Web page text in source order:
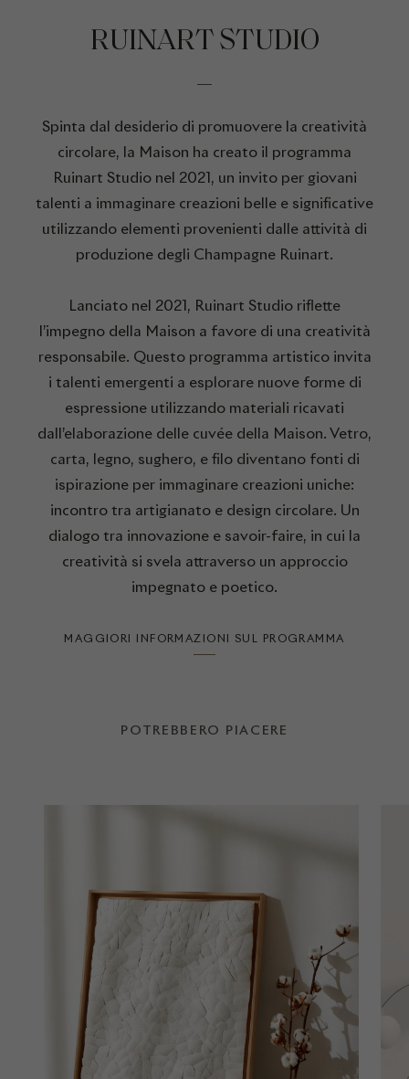
RUINART STUDIO
Spinta dal desiderio di promuovere la creatività
circolare, la Maison ha creato il programma
Ruinart Studio nel 2021, un invito per giovani
talenti a immaginare creazioni belle e significative
utilizzando elementi provenienti dalle attività di
produzione degli Champagne Ruinart.
Lanciato nel 2021, Ruinart Studio riflette
l’impegno della Maison a favore di una creatività
responsabile. Questo programma artistico invita
i talenti emergenti a esplorare nuove forme di
espressione utilizzando materiali ricavati
dall’elaborazione delle cuvée della Maison. Vetro,
carta, legno, sughero, e filo diventano fonti di
ispirazione per immaginare creazioni uniche:
incontro tra artigianato e design circolare. Un
dialogo tra innovazione e savoir-faire, in cui la
creatività si svela attraverso un approccio
impegnato e poetico.
MAGGIORI INFORMAZIONI SUL PROGRAMMA
POTREBBERO PIACERE